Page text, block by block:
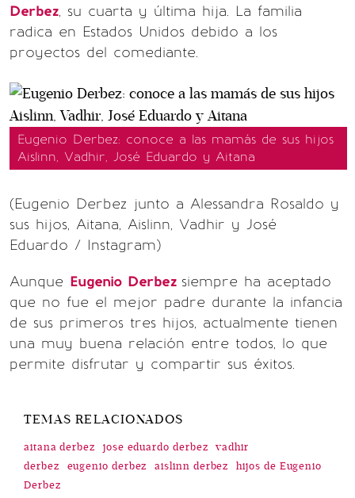
Derbez, su cuarta y última hija. La familia
radica en Estados Unidos debido a los
proyectos del comediante.
Eugenio Derbez: conoce a las mamás de sus hijos
Aislinn, Vadhir, José Eduardo y Aitana
(Eugenio Derbez junto a Alessandra Rosaldo y
sus hijos, Aitana, Aislinn, Vadhir y José
Eduardo / Instagram)
Aunque Eugenio Derbez siempre ha aceptado
que no fue el mejor padre durante la infancia
de sus primeros tres hijos, actualmente tienen
una muy buena relación entre todos, lo que
permite disfrutar y compartir sus éxitos.
TEMAS RELACIONADOS
aitana derbez jose eduardo derbez
vadhir
derbez
eugenio derbez aislinn derbez
hijos de Eugenio
Derbez